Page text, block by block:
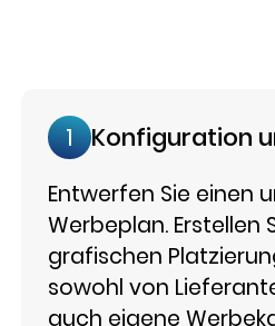
1 Konfiguration
Entwerfen Sie einen
Werbeplan. Erstellen
grafischen
sowohl von
auch eigene